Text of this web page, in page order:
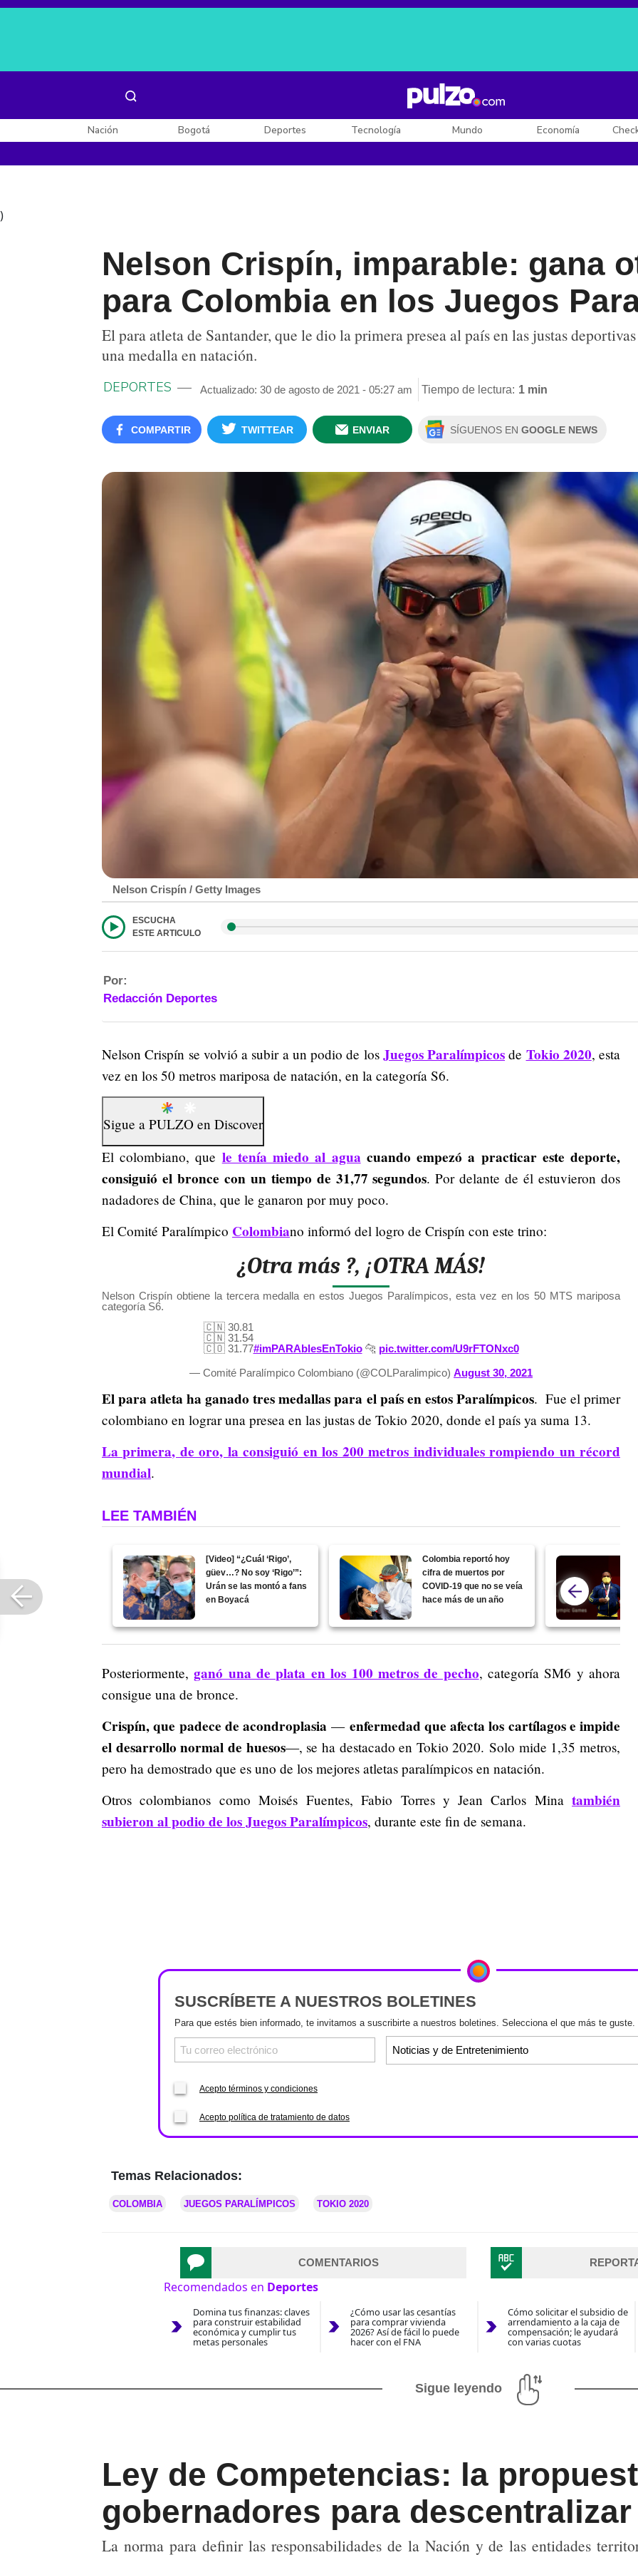
Posesión de De la Espriella
Nación Bogotá Deportes Tecnología Mundo Economía
)
Nelson Crispín, imparable: gana
para Colombia en los Juegos
El para atleta de Santander, que le dio la primera presea al país en las justas
una medalla en natación.
DEPORTES Actualizado: 30 de agosto de 2021 - 05:27 am Tiempo de lectura: 1 min
COMPARTIR TWITTEAR ENVIAR SÍGUENOS EN GOOGLE NEWS
Nelson Crispín / Getty Images
ESCUCHA
ESTE ARTICULO
Por:
Redacción Deportes
Nelson Crispín se volvió a subir a un podio de los Juegos Paralímpicos de Tokio 2020, esta
vez en los 50 metros mariposa de natación, en la categoría S6.
Sigue a PULZO en Discover
El colombiano, que le tenía miedo al aguacuando empezó a practicar este deporte,
consiguió el bronce con un tiempo de 31,77 segundos. Por delante de él estuvieron dos
nadadores de China, que le ganaron por muy poco.
El Comité Paralímpico Colombiano informó del logro de Crispín con este trino:
¿Otra más ?, ¡OTRA MÁS!
Nelson Crispín obtiene la tercera medalla en estos Juegos Paralímpicos, esta vez en los 50 MTS mariposa
categoría S6.
🇨🇳 30.81
🇨🇳 31.54
🇨🇴 31.77#imPARAblesEnTokio🐆 pic.twitter.com/U9rFTONxc0
— Comité Paralímpico Colombiano (@COLParalimpico) August 30, 2021
El para atleta ha ganado tres medallas para el país en estos Paralímpicos. Fue el primer
colombiano en lograr una presea en las justas de Tokio 2020, donde el país ya suma 13.
La primera, de oro, la consiguió en los 200 metros individuales rompiendo un récord
mundial.
LEE TAMBIÉN
[Video] “¿Cuál ‘Rigo’,
güev…? No soy ‘Rigo’”:
Urán se las montó a fans
en Boyacá
Colombia reportó hoy
cifra de muertos por
COVID-19 que no se veía
hace más de un año
Posteriormente,ganó una de plata en los 100 metros de pecho, categoría SM6 y ahora
consigue una de bronce.
Crispín, que padece de acondroplasia—enfermedad que afecta los cartílagos e impide
el desarrollo normal de huesos—, se ha destacado en Tokio 2020. Solo mide 1,35 metros,
pero ha demostrado que es uno de los mejores atletas paralímpicos en natación.
Otros colombianos como Moisés Fuentes, Fabio Torres y Jean Carlos Mina también
subieron al podio de los Juegos Paralímpicos, durante este fin de semana.
SUSCRÍBETE A NUESTROS BOLETINES
Para que estés bien informado, te invitamos a suscribirte a nuestros boletines. Selecciona el que más te guste.
Acepto términos y condiciones
Acepto política de tratamiento de datos
Temas Relacionados:
COLOMBIA JUEGOS PARALÍMPICOS TOKIO 2020
COMENTARIOS
Recomendados en Deportes
Domina tus finanzas: claves
para construir estabilidad
económica y cumplir tus
metas personales
¿Cómo usar las cesantías
para comprar vivienda
2026? Así de fácil lo puede
hacer con el FNA
Cómo solicitar el subsidio de
arrendamiento a la caja de
compensación; le ayudará
con varias cuotas
Sigue leyendo
Ley de Competencias: la
gobernadores para
La norma para definir las responsabilidades de la Nación y de las entidades